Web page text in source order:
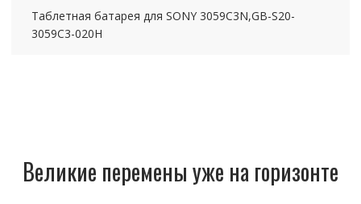
Таблетная батарея для SONY 3059C3N,GB-S20-
3059C3-020H
Великие перемены уже на горизонте